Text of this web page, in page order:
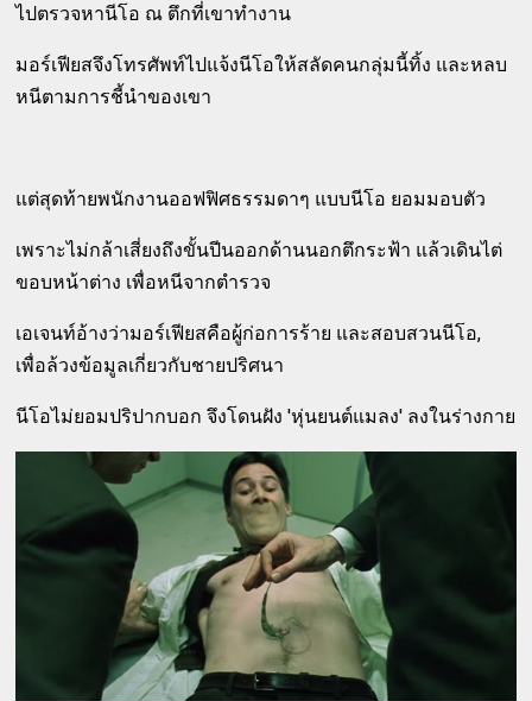
ไปตรวจหานีโอ ณ ตึกที่เขาทำงาน
มอร์เฟียสจึงโทรศัพท์ไปแจ้งนีโอให้สลัดคนกลุ่มนี้ทิ้ง และหลบ
หนีตามการชี้นำของเขา
แต่สุดท้ายพนักงานออฟฟิศธรรมดาๆ แบบนีโอ ยอมมอบตัว
เพราะไม่กล้าเสี่ยงถึงขั้นปีนออกด้านนอกตึกระฟ้า แล้วเดินไต่
ขอบหน้าต่าง เพื่อหนีจากตำรวจ
เอเจนท์อ้างว่ามอร์เฟียสคือผู้ก่อการร้าย และสอบสวนนีโอ,
เพื่อล้วงข้อมูลเกี่ยวกับชายปริศนา
นีโอไม่ยอมปริปากบอก จึงโดนฝัง 'หุ่นยนต์แมลง' ลงในร่างกาย